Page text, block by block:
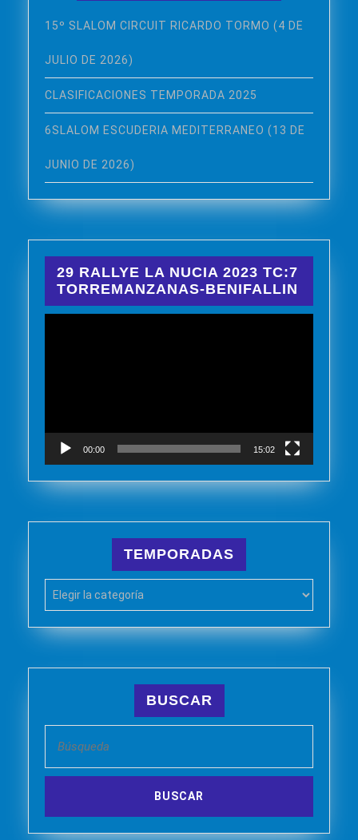
15º SLALOM CIRCUIT RICARDO TORMO (4 DE
JULIO DE 2026)
CLASIFICACIONES TEMPORADA 2025
6SLALOM ESCUDERIA MEDITERRANEO (13 DE
JUNIO DE 2026)
29 RALLYE LA NUCIA 2023 TC:7
TORREMANZANAS-BENIFALLIN
00:00 15:02
TEMPORADAS
BUSCAR